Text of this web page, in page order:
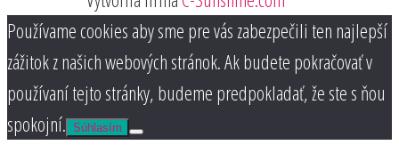
Používame cookies aby sme pre vás zabezpečili ten najlepší
zážitok z našich webových stránok. Ak budete pokračovať v
používaní tejto stránky, budeme predpokladať, že ste s ňou
spokojní. Súhlasím